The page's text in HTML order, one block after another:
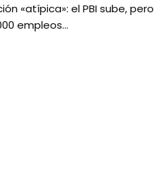
«atípica»: el PBI sube, pero
empleos…